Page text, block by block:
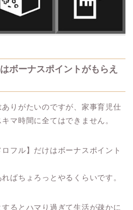
ボーナスポイントがもらえ
りがたいのですが、家事育児仕
マ時間に全てはできません。
フル】だけはボーナスポイント
ばちょろっとやるくらいです。
るとハマり過ぎて生活が疎かに